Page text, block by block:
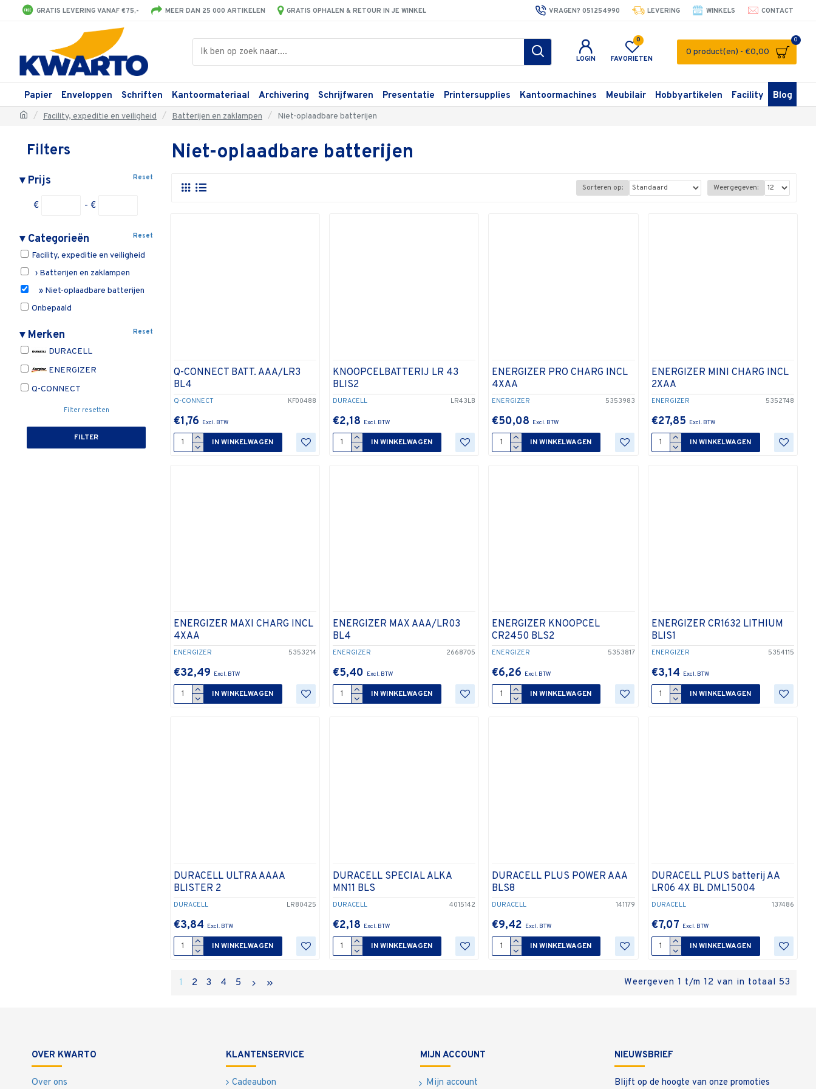
GRATIS LEVERING VANAF €75,- MEER DAN 25 000 ARTIKELEN GRATIS OPHALEN & RETOUR IN JE WINKEL VRAGEN? 051254990 LEVERING WINKELS CONTACT
LOGIN FAVORIETEN
0
0 product(en) - €0,00
0
Papier Enveloppen Schriften Kantoormateriaal Archivering Schrijfwaren Presentatie Printersupplies Kantoormachines Meubilair Hobbyartikelen Facility Blog
Facility, expeditie en veiligheid Batterijen en zaklampen Niet-oplaadbare batterijen
Filters
▾Prijs Reset
€ - €
▾Categorieën Reset
Facility, expeditie en veiligheid
› Batterijen en zaklampen
» Niet-oplaadbare batterijen
Onbepaald
▾Merken Reset
DURACELL
ENERGIZER
Q-CONNECT
Filter resetten
FILTER
Niet-oplaadbare batterijen
Sorteren op: Weergegeven:
Q-CONNECT KF00488
Q-CONNECT BATT. AAA/LR3
BL4
€1,76
IN WINKELWAGEN
DURACELL LR43LB
KNOOPCELBATTERIJ LR 43
BLIS2
€2,18
IN WINKELWAGEN
ENERGIZER 5353983
ENERGIZER PRO CHARG INCL
4XAA
€50,08
IN WINKELWAGEN
ENERGIZER 5352748
ENERGIZER MINI CHARG INCL
2XAA
€27,85
IN WINKELWAGEN
ENERGIZER 5353214
ENERGIZER MAXI CHARG INCL
4XAA
€32,49
IN WINKELWAGEN
ENERGIZER 2668705
ENERGIZER MAX AAA/LR03
BL4
€5,40
IN WINKELWAGEN
ENERGIZER 5353817
ENERGIZER KNOOPCEL
CR2450 BLS2
€6,26
IN WINKELWAGEN
ENERGIZER 5354115
ENERGIZER CR1632 LITHIUM
BLIS1
€3,14
IN WINKELWAGEN
DURACELL LR80425
DURACELL ULTRA AAAA
BLISTER 2
€3,84
IN WINKELWAGEN
DURACELL 4015142
DURACELL SPECIAL ALKA
MN11 BLS
€2,18
IN WINKELWAGEN
DURACELL 141179
DURACELL PLUS POWER AAA
BLS8
€9,42
IN WINKELWAGEN
DURACELL 137486
DURACELL PLUS batterij AA
LR06 4X BL DML15004
€7,07
IN WINKELWAGEN
1 2 3 4 5 Weergeven 1 t/m 12 van in totaal 53
OVER KWARTO
Over ons
KLANTENSERVICE
Cadeaubon
MIJN ACCOUNT
Mijn account
NIEUWSBRIEF
Blijft op de hoogte van onze promoties